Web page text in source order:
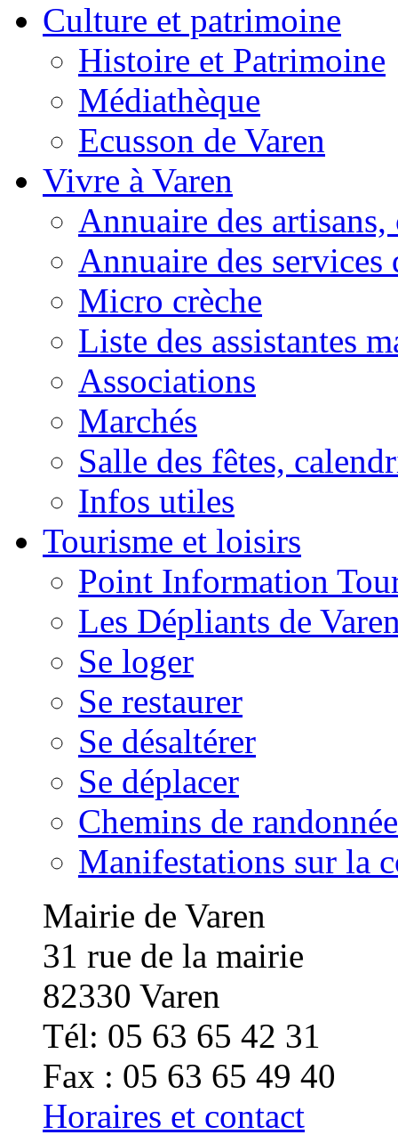
Culture et patrimoine
Histoire et Patrimoine
Médiathèque
Ecusson de Varen
Vivre à Varen
Annuaire des
Annuaire des services
Micro crèche
Liste des assistantes
Associations
Marchés
Salle des fêtes,
Infos utiles
Tourisme et loisirs
Point Information
Les Dépliants de
Se loger
Se restaurer
Se désaltérer
Se déplacer
Chemins de randonnée
Manifestations sur la
Mairie de Varen
31 rue de la mairie
82330 Varen
Tél: 05 63 65 42 31
Fax : 05 63 65 49 40
Horaires et contact